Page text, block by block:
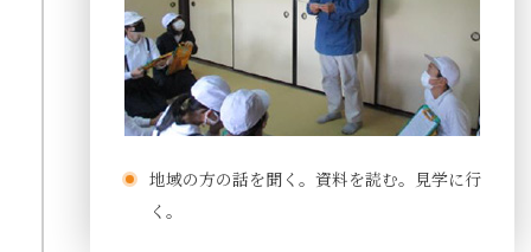
地域の方の話を聞く。資料を読む。見学に行
く。